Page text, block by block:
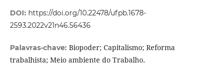
DOI: https://doi.org/10.22478/ufpb.1678-
2593.2022v21n46.56436
Palavras-chave: Biopoder; Capitalismo; Reforma
trabalhista; Meio ambiente do Trabalho.